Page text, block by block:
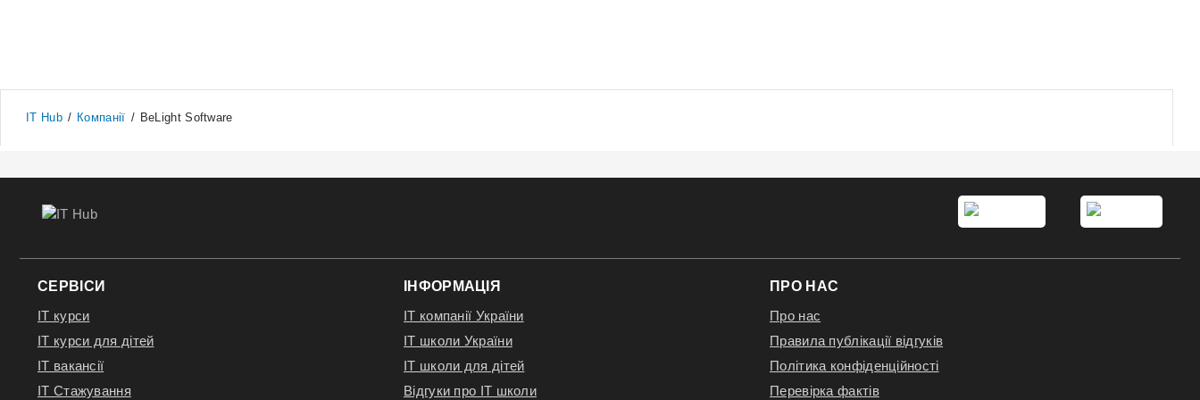
IT Hub / Компанії / BeLight Software
СЕРВІСИ
IT курси
IT курси для дітей
IT вакансії
IT Стажування
ІНФОРМАЦІЯ
IT компанії України
IT школи України
IT школи для дітей
Відгуки про IT школи
ПРО НАС
Про нас
Правила публікації відгуків
Політика конфіденційності
Перевірка фактів